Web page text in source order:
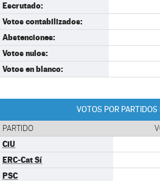
Escrutado:
Votos contabilizados:
Abstenciones:
Votos nulos:
Votos en blanco:
VOTOS POR PARTIDOS
PARTIDO
CiU
ERC-Cat Sí
PSC